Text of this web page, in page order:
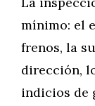
mínimo: el
frenos, la
dirección,
indicios de